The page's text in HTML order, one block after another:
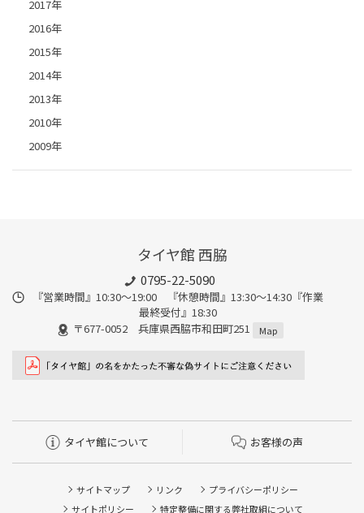
2017年
2016年
2015年
2014年
2013年
2010年
2009年
タイヤ館 西脇
0795-22-5090
『営業時間』10:30～19:00 『休憩時間』13:30～14:30『作業
最終受付』18:30
〒677-0052 兵庫県西脇市和田町251
Map
タイヤ館について お客様の声
サイトマップ リンク
プライバシーポリシー
サイトポリシー
特定整備に関する弊社取組について